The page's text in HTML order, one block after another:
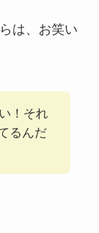
は、お笑い
！それ
るんだ